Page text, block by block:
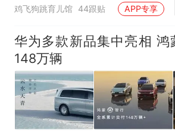
鸡飞狗跳育儿馆 44跟贴 APP专享
华为多款新品集中亮相 鸿
148万辆